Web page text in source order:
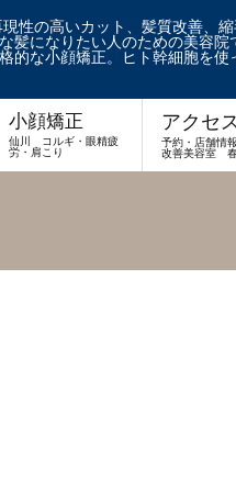
性の高いカット、髪質改善、縮
髪になりたい人のための美容院
的な小顔矯正。ヒト幹細胞を使
小顔矯正
仙川 コルギ・眼精疲
労・肩こり
アクセス
予約・店舗情
改善美容室